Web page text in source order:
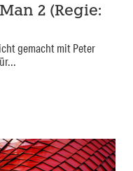
2 (Regie:
gemacht mit Peter